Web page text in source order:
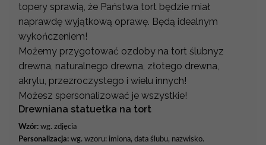
topery sprawią, że Państwa tort będzie miał
naprawdę wyjątkową oprawę. Będą idealnym
wykończeniem!
Możemy przygotować ozdoby na tort ślubnyz
drewna, naturalnego drewna, złotego drewna,
akrylu, przezroczystego i wielu innych!
Możesz spersonalizować je wszystkie!
Drewniana statuetka na tort
Wzór: wg. zdjęcia
Personalizacja: wg. wzoru: imiona, data ślubu, nazwisko.